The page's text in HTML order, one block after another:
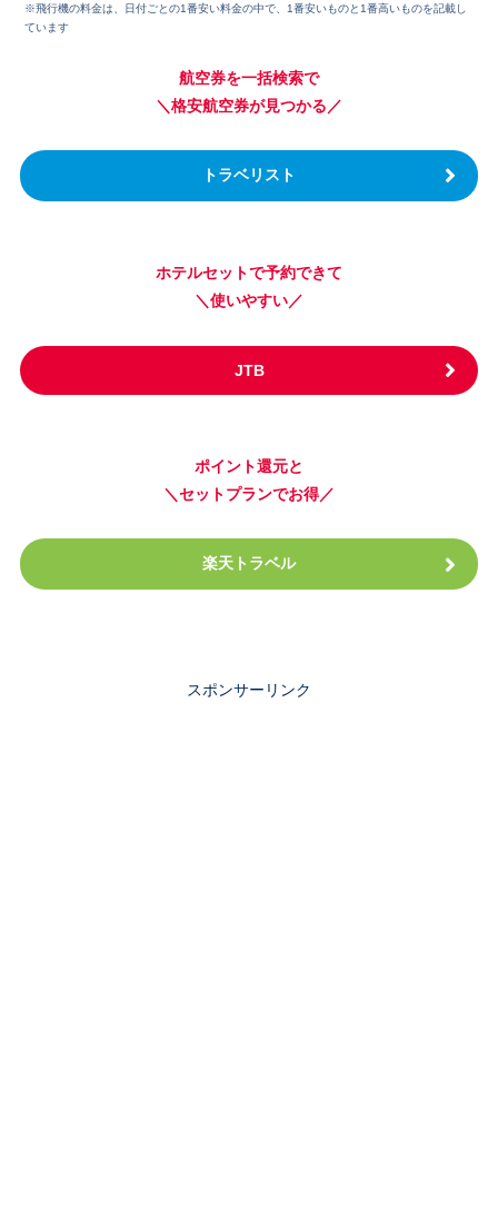
※飛行機の料金は、日付ごとの1番安い料金の中で、1番安いものと1番高いものを記載し
ています
航空券を一括検索で
＼格安航空券が見つかる／
トラベリスト
ホテルセットで予約できて
＼使いやすい／
JTB
ポイント還元と
＼セットプランでお得／
楽天トラベル
スポンサーリンク